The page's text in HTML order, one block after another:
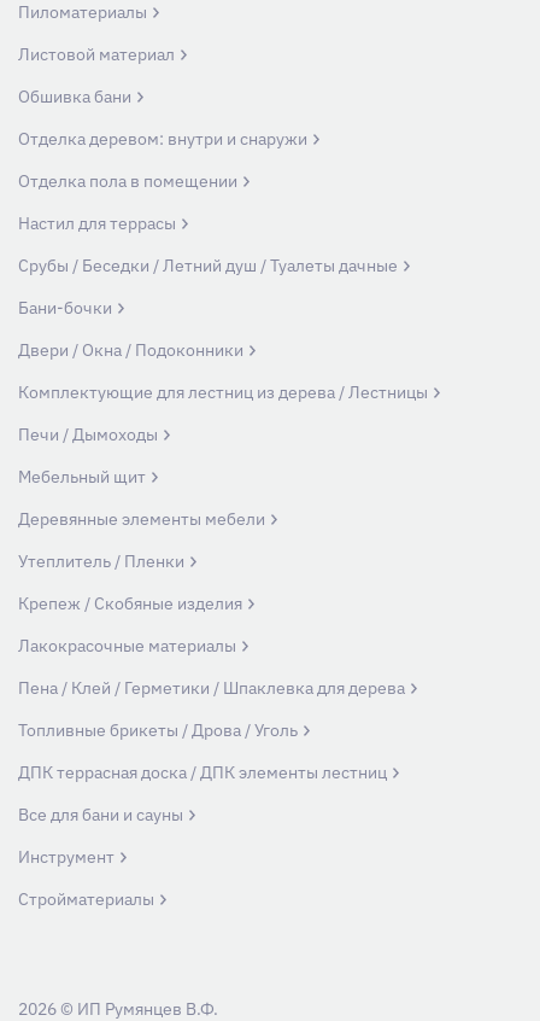
Пиломатериалы
Листовой материал
Обшивка бани
Отделка деревом: внутри и снаружи
Отделка пола в помещении
Настил для террасы
Срубы / Беседки / Летний душ / Туалеты дачные
Бани-бочки
Двери / Окна / Подоконники
Комплектующие для лестниц из дерева / Лестницы
Печи / Дымоходы
Мебельный щит
Деревянные элементы мебели
Утеплитель / Пленки
Крепеж / Скобяные изделия
Лакокрасочные материалы
Пена / Клей / Герметики / Шпаклевка для дерева
Топливные брикеты / Дрова / Уголь
ДПК террасная доска / ДПК элементы лестниц
Все для бани и сауны
Инструмент
Стройматериалы
2026 © ИП Румянцев В.Ф.